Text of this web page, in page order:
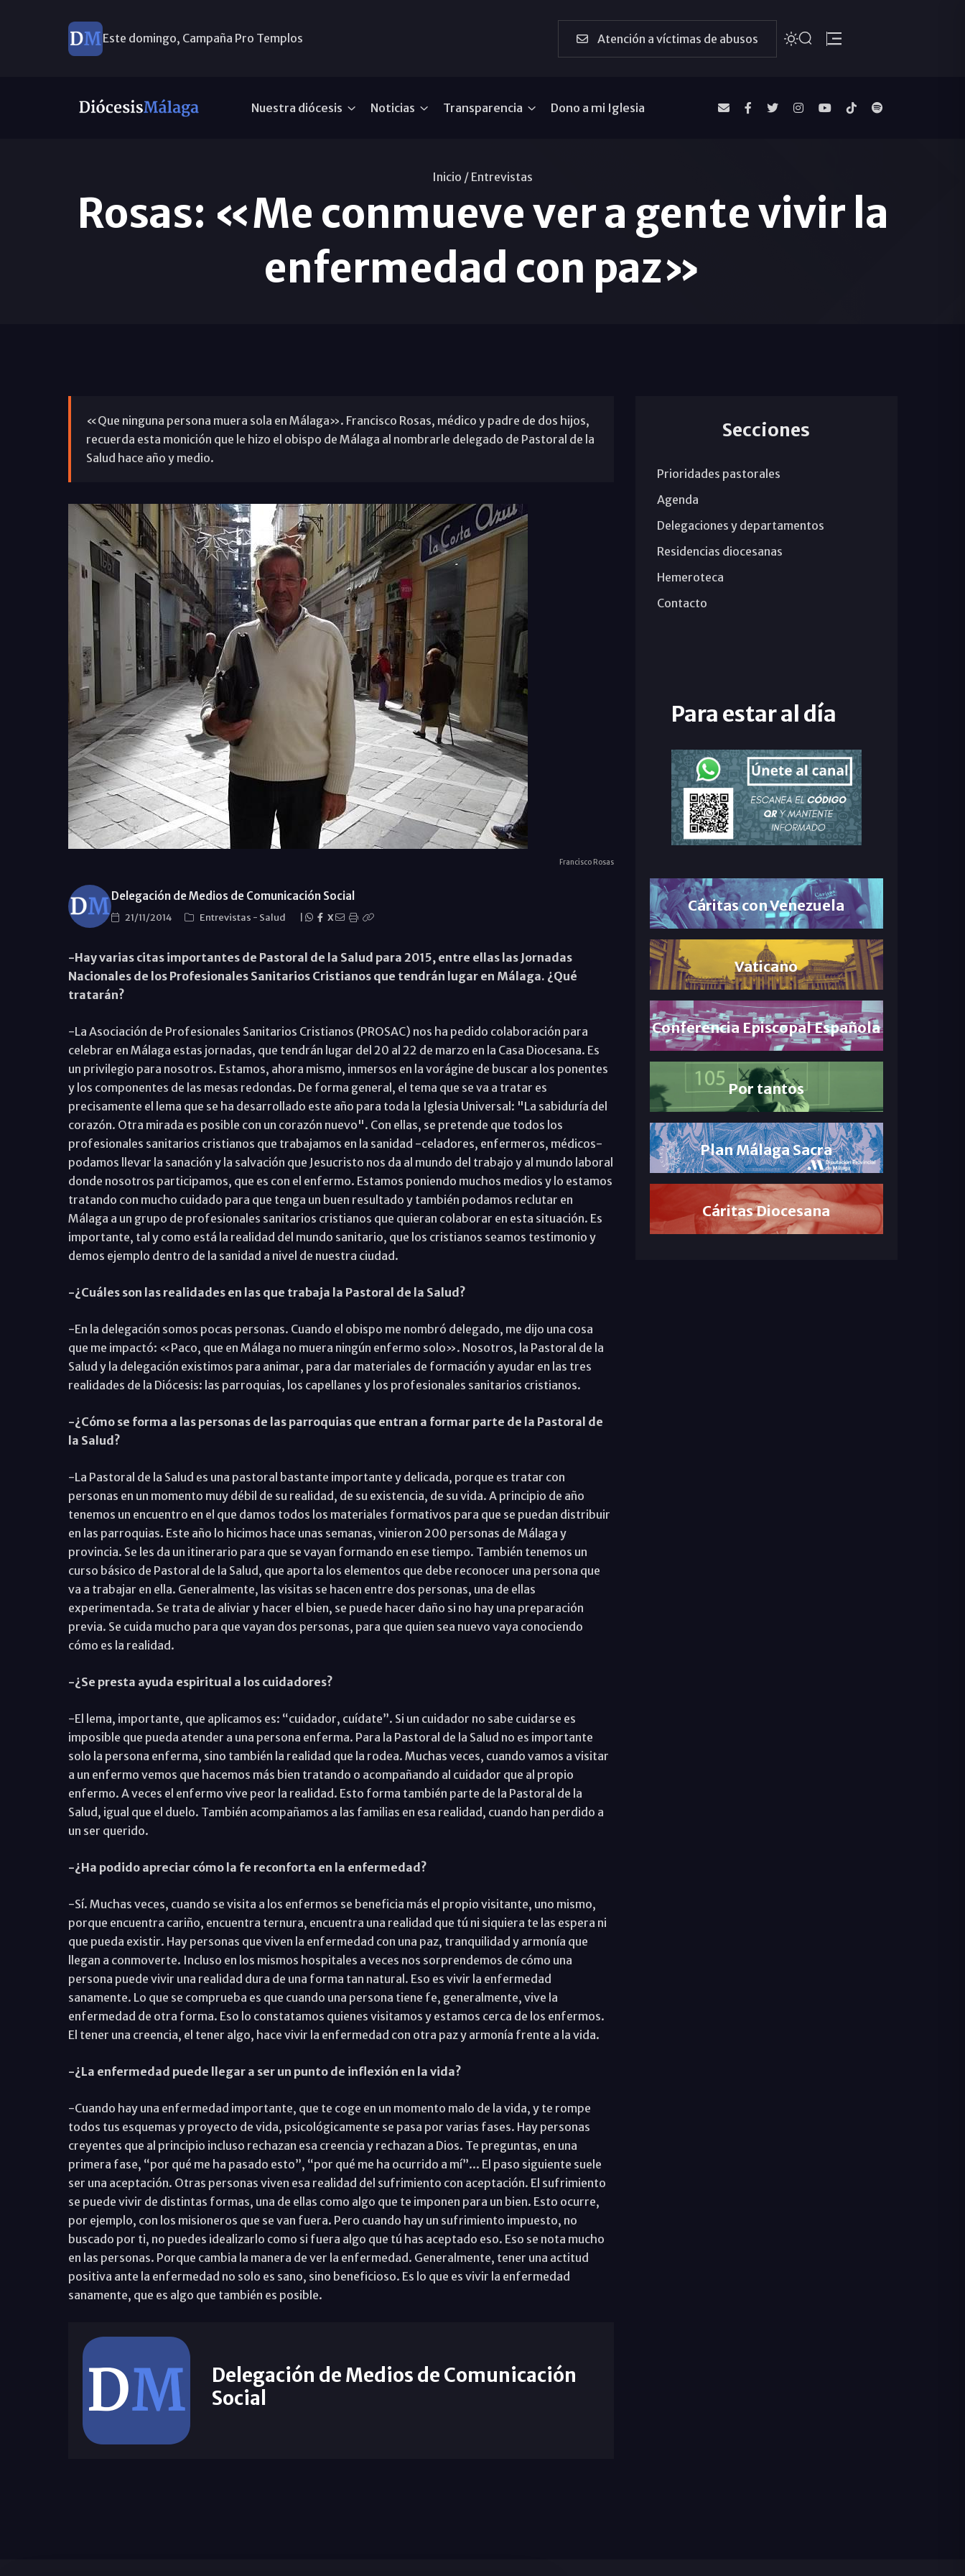
Este domingo, Campaña Pro Templos Atención a víctimas de abusos
Nuestra diócesis Noticias Transparencia Dono a mi Iglesia
Inicio / Entrevistas
Rosas: «Me conmueve ver a gente vivir la
enfermedad con paz»
«Que ninguna persona muera sola en Málaga». Francisco Rosas, médico y padre de dos hijos,
recuerda esta monición que le hizo el obispo de Málaga al nombrarle delegado de Pastoral de la
Salud hace año y medio.
Francisco Rosas
Delegación de Medios de Comunicación Social
21/11/2014 Entrevistas - Salud X
-Hay varias citas importantes de Pastoral de la Salud para 2015, entre ellas las Jornadas
Nacionales de los Profesionales Sanitarios Cristianos que tendrán lugar en Málaga. ¿Qué
tratarán?
-La Asociación de Profesionales Sanitarios Cristianos (PROSAC) nos ha pedido colaboración para
celebrar en Málaga estas jornadas, que tendrán lugar del 20 al 22 de marzo en la Casa Diocesana. Es
un privilegio para nosotros. Estamos, ahora mismo, inmersos en la vorágine de buscar a los ponentes
y los componentes de las mesas redondas. De forma general, el tema que se va a tratar es
precisamente el lema que se ha desarrollado este año para toda la Iglesia Universal: "La sabiduría del
corazón. Otra mirada es posible con un corazón nuevo". Con ellas, se pretende que todos los
profesionales sanitarios cristianos que trabajamos en la sanidad -celadores, enfermeros, médicos-
podamos llevar la sanación y la salvación que Jesucristo nos da al mundo del trabajo y al mundo laboral
donde nosotros participamos, que es con el enfermo. Estamos poniendo muchos medios y lo estamos
tratando con mucho cuidado para que tenga un buen resultado y también podamos reclutar en
Málaga a un grupo de profesionales sanitarios cristianos que quieran colaborar en esta situación. Es
importante, tal y como está la realidad del mundo sanitario, que los cristianos seamos testimonio y
demos ejemplo dentro de la sanidad a nivel de nuestra ciudad.
-¿Cuáles son las realidades en las que trabaja la Pastoral de la Salud?
-En la delegación somos pocas personas. Cuando el obispo me nombró delegado, me dijo una cosa
que me impactó: «Paco, que en Málaga no muera ningún enfermo solo». Nosotros, la Pastoral de la
Salud y la delegación existimos para animar, para dar materiales de formación y ayudar en las tres
realidades de la Diócesis: las parroquias, los capellanes y los profesionales sanitarios cristianos.
-¿Cómo se forma a las personas de las parroquias que entran a formar parte de la Pastoral de
la Salud?
-La Pastoral de la Salud es una pastoral bastante importante y delicada, porque es tratar con
personas en un momento muy débil de su realidad, de su existencia, de su vida. A principio de año
tenemos un encuentro en el que damos todos los materiales formativos para que se puedan distribuir
en las parroquias. Este año lo hicimos hace unas semanas, vinieron 200 personas de Málaga y
provincia. Se les da un itinerario para que se vayan formando en ese tiempo. También tenemos un
curso básico de Pastoral de la Salud, que aporta los elementos que debe reconocer una persona que
va a trabajar en ella. Generalmente, las visitas se hacen entre dos personas, una de ellas
experimentada. Se trata de aliviar y hacer el bien, se puede hacer daño si no hay una preparación
previa. Se cuida mucho para que vayan dos personas, para que quien sea nuevo vaya conociendo
cómo es la realidad.
-¿Se presta ayuda espiritual a los cuidadores?
-El lema, importante, que aplicamos es: “cuidador, cuídate”. Si un cuidador no sabe cuidarse es
imposible que pueda atender a una persona enferma. Para la Pastoral de la Salud no es importante
solo la persona enferma, sino también la realidad que la rodea. Muchas veces, cuando vamos a visitar
a un enfermo vemos que hacemos más bien tratando o acompañando al cuidador que al propio
enfermo. A veces el enfermo vive peor la realidad. Esto forma también parte de la Pastoral de la
Salud, igual que el duelo. También acompañamos a las familias en esa realidad, cuando han perdido a
un ser querido.
-¿Ha podido apreciar cómo la fe reconforta en la enfermedad?
-Sí. Muchas veces, cuando se visita a los enfermos se beneficia más el propio visitante, uno mismo,
porque encuentra cariño, encuentra ternura, encuentra una realidad que tú ni siquiera te las espera ni
que pueda existir. Hay personas que viven la enfermedad con una paz, tranquilidad y armonía que
llegan a conmoverte. Incluso en los mismos hospitales a veces nos sorprendemos de cómo una
persona puede vivir una realidad dura de una forma tan natural. Eso es vivir la enfermedad
sanamente. Lo que se comprueba es que cuando una persona tiene fe, generalmente, vive la
enfermedad de otra forma. Eso lo constatamos quienes visitamos y estamos cerca de los enfermos.
El tener una creencia, el tener algo, hace vivir la enfermedad con otra paz y armonía frente a la vida.
-¿La enfermedad puede llegar a ser un punto de inflexión en la vida?
-Cuando hay una enfermedad importante, que te coge en un momento malo de la vida, y te rompe
todos tus esquemas y proyecto de vida, psicológicamente se pasa por varias fases. Hay personas
creyentes que al principio incluso rechazan esa creencia y rechazan a Dios. Te preguntas, en una
primera fase, “por qué me ha pasado esto”, “por qué me ha ocurrido a mí”... El paso siguiente suele
ser una aceptación. Otras personas viven esa realidad del sufrimiento con aceptación. El sufrimiento
se puede vivir de distintas formas, una de ellas como algo que te imponen para un bien. Esto ocurre,
por ejemplo, con los misioneros que se van fuera. Pero cuando hay un sufrimiento impuesto, no
buscado por ti, no puedes idealizarlo como si fuera algo que tú has aceptado eso. Eso se nota mucho
en las personas. Porque cambia la manera de ver la enfermedad. Generalmente, tener una actitud
positiva ante la enfermedad no solo es sano, sino beneficioso. Es lo que es vivir la enfermedad
sanamente, que es algo que también es posible.
Delegación de Medios de Comunicación
Social
Secciones
Prioridades pastorales
Agenda
Delegaciones y departamentos
Residencias diocesanas
Hemeroteca
Contacto
Para estar al día
Cáritas con Venezuela
Vaticano
Conferencia Episcopal Española
Por tantos
Plan Málaga Sacra
Cáritas Diocesana